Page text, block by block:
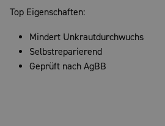
Top Eigenschaften:
Mindert Unkrautdurchwuchs
Selbstreparierend
Geprüft nach AgBB